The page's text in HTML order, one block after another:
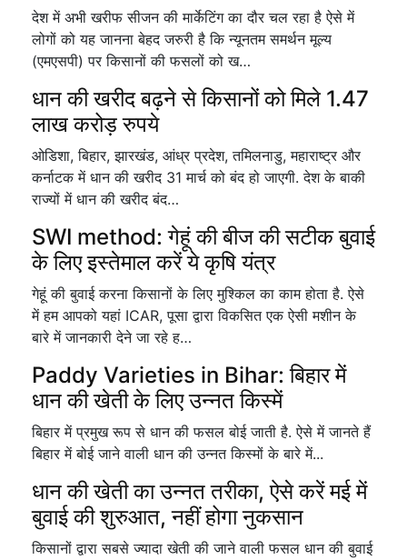
देश में अभी खरीफ सीजन की मार्केटिंग का दौर चल रहा है ऐसे में
लोगों को यह जानना बेहद जरुरी है कि न्यूनतम समर्थन मूल्य
(एमएसपी) पर किसानों की फसलों को ख…
धान की खरीद बढ़ने से किसानों को मिले 1.47
लाख करोड़ रुपये
ओडिशा, बिहार, झारखंड, आंध्र प्रदेश, तमिलनाडु, महाराष्ट्र और
कर्नाटक में धान की खरीद 31 मार्च को बंद हो जाएगी. देश के बाकी
राज्यों में धान की खरीद बंद…
SWI method: गेहूं की बीज की सटीक बुवाई
के लिए इस्तेमाल करें ये कृषि यंत्र
गेहूं की बुवाई करना किसानों के लिए मुश्किल का काम होता है. ऐसे
में हम आपको यहां ICAR, पूसा द्वारा विकसित एक ऐसी मशीन के
बारे में जानकारी देने जा रहे ह…
Paddy Varieties in Bihar: बिहार में
धान की खेती के लिए उन्नत किस्में
बिहार में प्रमुख रूप से धान की फसल बोई जाती है. ऐसे में जानते हैं
बिहार में बोई जाने वाली धान की उन्नत किस्मों के बारे में...
धान की खेती का उन्नत तरीका, ऐसे करें मई में
बुवाई की शुरुआत, नहीं होगा नुकसान
किसानों द्वारा सबसे ज्यादा खेती की जाने वाली फसल धान की बुवाई